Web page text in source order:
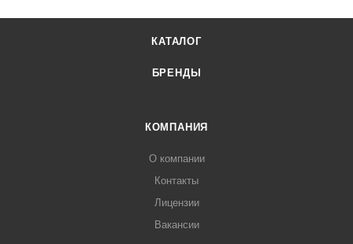
КАТАЛОГ
БРЕНДЫ
КОМПАНИЯ
О компании
Контакты
Лицензии
Вакансии